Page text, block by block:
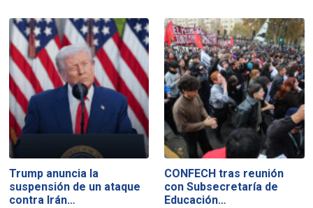
Trump anuncia la
suspensión de un ataque
contra Irán…
CONFECH tras reunión
con Subsecretaría de
Educación…